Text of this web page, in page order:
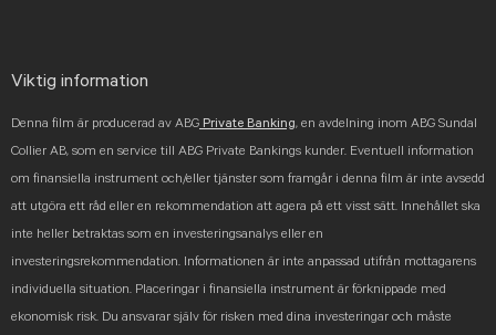
Viktig information
Denna film är producerad av ABG Private Banking, en avdelning inom ABG Sundal
Collier AB, som en service till ABG Private Bankings kunder. Eventuell information
om finansiella instrument och/eller tjänster som framgår i denna film är inte avsedd
att utgöra ett råd eller en rekommendation att agera på ett visst sätt. Innehållet ska
inte heller betraktas som en investeringsanalys eller en
investeringsrekommendation. Informationen är inte anpassad utifrån mottagarens
individuella situation. Placeringar i finansiella instrument är förknippade med
ekonomisk risk. Du ansvarar själv för risken med dina investeringar och måste